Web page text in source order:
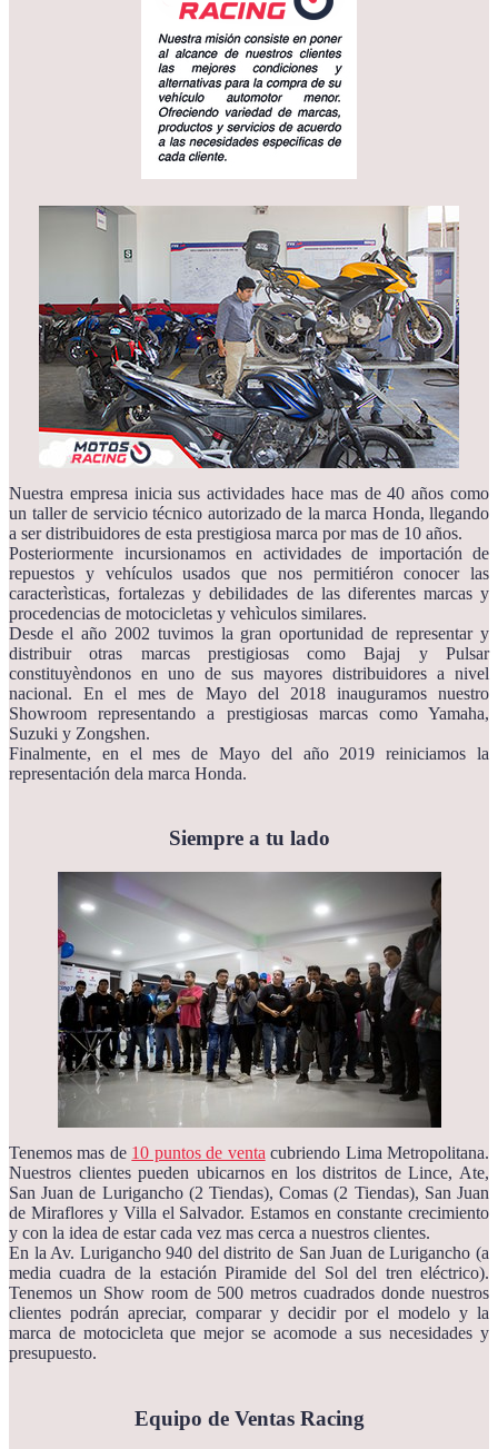
Nuestra empresa inicia sus actividades hace mas de 40 años como
un taller de servicio técnico autorizado de la marca Honda, llegando
a ser distribuidores de esta prestigiosa marca por mas de 10 años.
Posteriormente incursionamos en actividades de importación de
repuestos y vehículos usados que nos permitiéron conocer las
caracterìsticas, fortalezas y debilidades de las diferentes marcas y
procedencias de motocicletas y vehìculos similares.
Desde el año 2002 tuvimos la gran oportunidad de representar y
distribuir otras marcas prestigiosas como Bajaj y Pulsar
constituyèndonos en uno de sus mayores distribuidores a nivel
nacional. En el mes de Mayo del 2018 inauguramos nuestro
Showroom representando a prestigiosas marcas como Yamaha,
Suzuki y Zongshen.
Finalmente, en el mes de Mayo del año 2019 reiniciamos la
representación dela marca Honda.
Siempre a tu lado
Tenemos mas de 10 puntos de venta cubriendo Lima Metropolitana.
Nuestros clientes pueden ubicarnos en los distritos de Lince, Ate,
San Juan de Lurigancho (2 Tiendas), Comas (2 Tiendas), San Juan
de Miraflores y Villa el Salvador. Estamos en constante crecimiento
y con la idea de estar cada vez mas cerca a nuestros clientes.
En la Av. Lurigancho 940 del distrito de San Juan de Lurigancho (a
media cuadra de la estación Piramide del Sol del tren eléctrico).
Tenemos un Show room de 500 metros cuadrados donde nuestros
clientes podrán apreciar, comparar y decidir por el modelo y la
marca de motocicleta que mejor se acomode a sus necesidades y
presupuesto.
Equipo de Ventas Racing